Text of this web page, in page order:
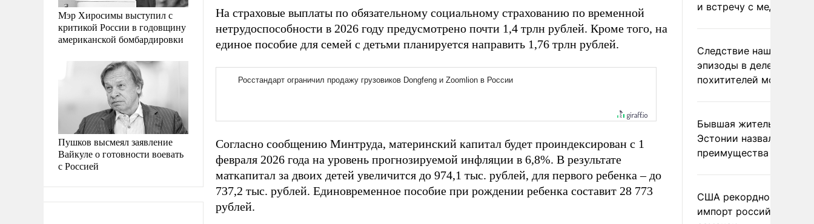
Мэр Хиросимы выступил с
критикой России в годовщину
американской бомбардировки
Пушков высмеял заявление
Вайкуле о готовности воевать
с Россией
На страховые выплаты по обязательному социальному страхованию по временной
нетрудоспособности в 2026 году предусмотрено почти 1,4 трлн рублей. Кроме того, на
единое пособие для семей с детьми планируется направить 1,76 трлн рублей.
Согласно сообщению Минтруда, материнский капитал будет проиндексирован с 1
февраля 2026 года на уровень прогнозируемой инфляции в 6,8%. В результате
маткапитал за двоих детей увеличится до 974,1 тыс. рублей, для первого ребенка – до
737,2 тыс. рублей. Единовременное пособие при рождении ребенка составит 28 773
рублей.
и встречу с медведем
Следствие нашло
эпизоды в деле
похитителей москвичек
Бывшая жительница
Эстонии назвала
преимущества России
США рекордно
импорт российских